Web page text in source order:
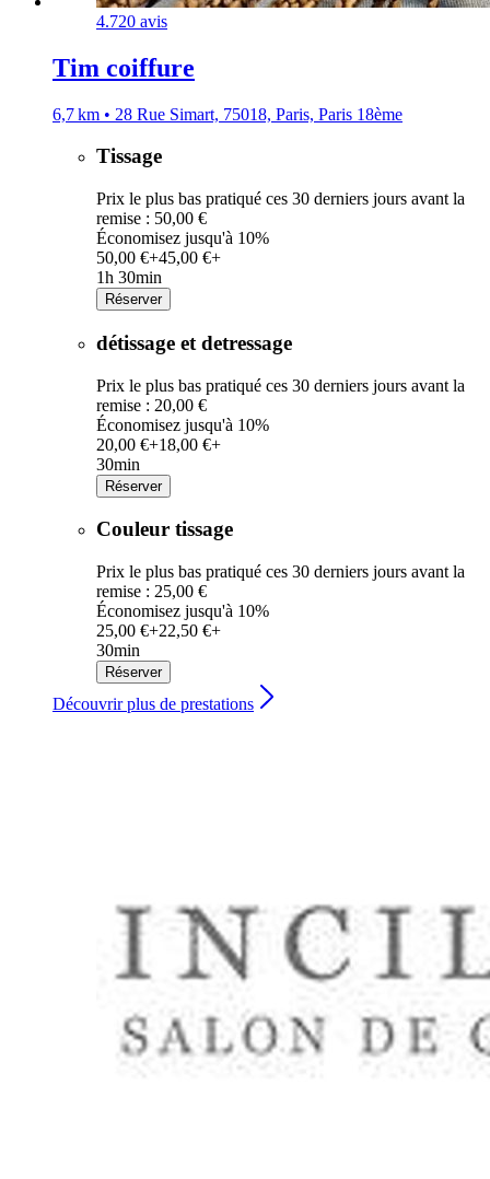
4.720 avis
Tim coiffure
6,7 km • 28 Rue Simart, 75018, Paris, Paris 18ème
Tissage
Prix le plus bas pratiqué ces 30 derniers jours avant la
remise : 50,00 €
Économisez jusqu'à 10%
50,00 €+45,00 €+
1h 30min
Réserver
détissage et detressage
Prix le plus bas pratiqué ces 30 derniers jours avant la
remise : 20,00 €
Économisez jusqu'à 10%
20,00 €+18,00 €+
30min
Réserver
Couleur tissage
Prix le plus bas pratiqué ces 30 derniers jours avant la
remise : 25,00 €
Économisez jusqu'à 10%
25,00 €+22,50 €+
30min
Réserver
Découvrir plus de prestations